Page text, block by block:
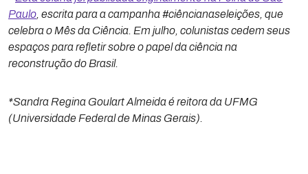
Paulo , escrita para a campanha #ciêncianaseleições, que
celebra o Mês da Ciência. Em julho, colunistas cedem seus
espaços para refletir sobre o papel da ciência na
reconstrução do Brasil.
*Sandra Regina Goulart Almeida é reitora da UFMG
(Universidade Federal de Minas Gerais).